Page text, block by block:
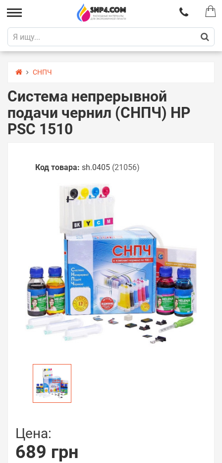
СНПЧ
Система непрерывной
подачи чернил (СНПЧ) HP
PSC 1510
Код товара: sh.0405 (21056)
Цена:
689 грн